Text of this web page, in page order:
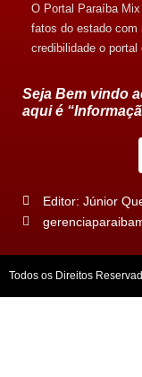
O Portal Paraíba
fatos do estado com
credibilidade o portal
Seja Bem vindo
aqui é
Editor: Júnior
Todos os Direitos